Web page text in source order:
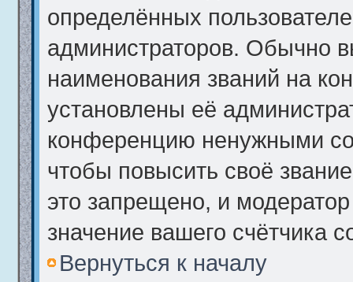
определённых
администраторов. Обычно
наименования званий на
установлены её
конференцию ненужными
чтобы повысить своё
это запрещено, и
значение вашего счётчика
Вернуться к началу